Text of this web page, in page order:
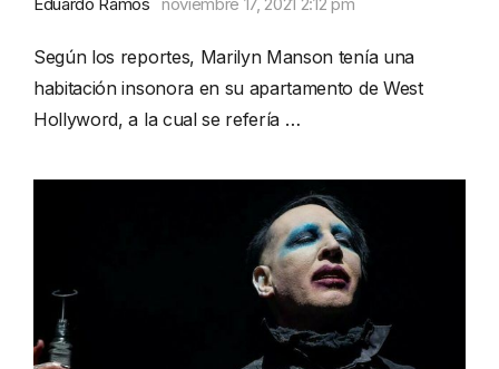
Según los reportes, Marilyn Manson tenía una
habitación insonora en su apartamento de West
Hollyword, a la cual se refería …